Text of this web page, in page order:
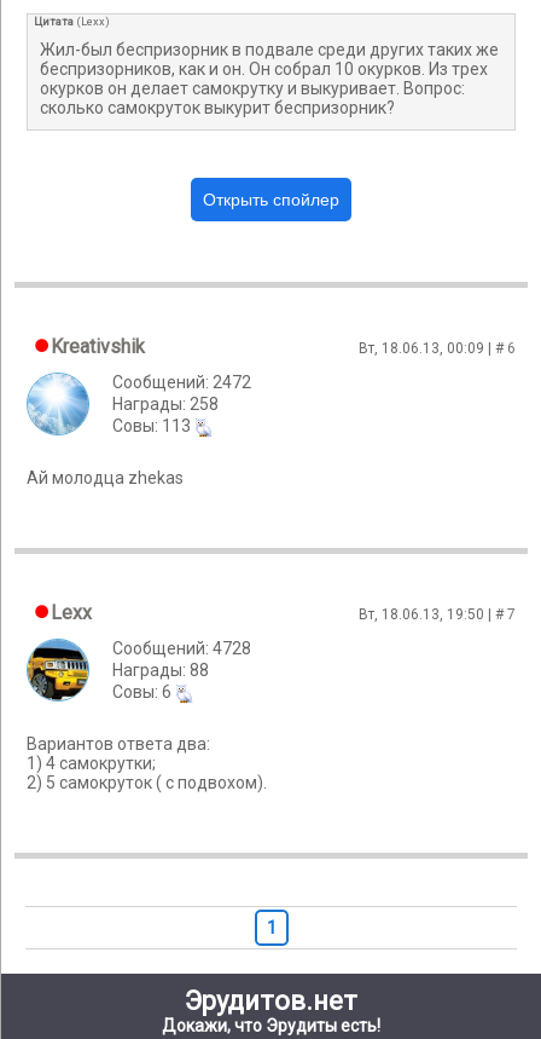
Цитата (Lexx)
Жил-был беспризорник в подвале среди других таких же
беспризорников, как и он. Он собрал 10 окурков. Из трех
окурков он делает самокрутку и выкуривает. Вопрос:
сколько самокруток выкурит беспризорник?
Kreativshik Вт, 18.06.13, 00:09 | # 6
Сообщений: 2472
Награды: 258
Cовы: 113
Ай молодца zhekas
Lexx Вт, 18.06.13, 19:50 | #7
Сообщений: 4728
Награды: 88
Cовы: 6
Вариантов ответа два:
1) 4 самокрутки;
2) 5 самокруток ( с подвохом).
1
Эрудитов.нет
Докажи, что Эрудиты есть!